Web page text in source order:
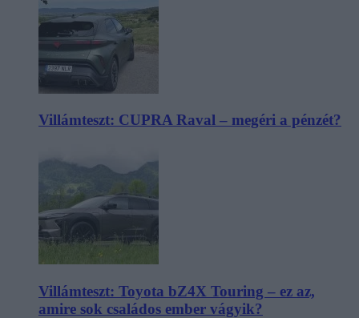
Villámteszt: CUPRA Raval – megéri a pénzét?
Villámteszt: Toyota bZ4X Touring – ez az,
amire sok családos ember vágyik?